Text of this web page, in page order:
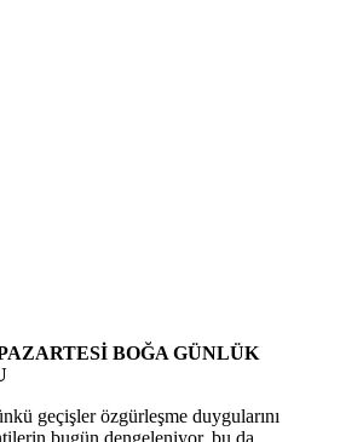
BOĞA GÜNLÜK
geçişler özgürleşme duygularını
bugün dengeleniyor, bu da